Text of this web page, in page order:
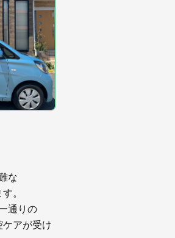
な
。
通りの
アが受け